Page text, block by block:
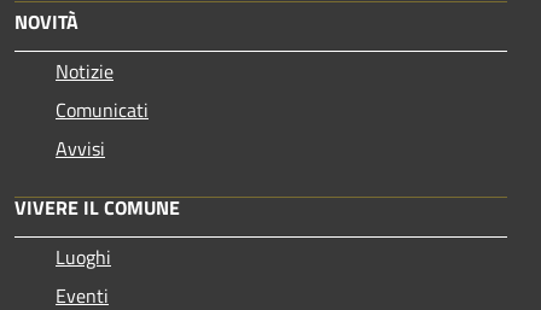
NOVITÀ
Notizie
Comunicati
Avvisi
VIVERE IL COMUNE
Luoghi
Eventi